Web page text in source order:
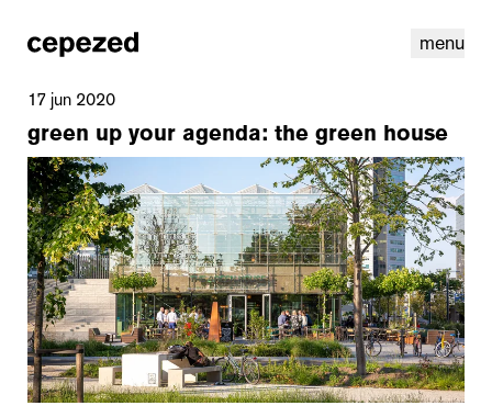
menu
linkedininstagram cookiesnl | en
17 jun 2020
green up your agenda: the green house